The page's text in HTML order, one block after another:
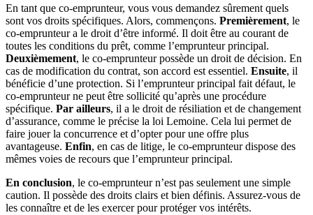
En tant que co-emprunteur, vous vous demandez sûrement quels
sont vos droits spécifiques. Alors, commençons. Premièrement, le
co-emprunteur a le droit d’être informé. Il doit être au courant de
toutes les conditions du prêt, comme l’emprunteur principal.
Deuxièmement, le co-emprunteur possède un droit de décision. En
cas de modification du contrat, son accord est essentiel. Ensuite, il
bénéficie d’une protection. Si l’emprunteur principal fait défaut, le
co-emprunteur ne peut être sollicité qu’après une procédure
spécifique. Par ailleurs, il a le droit de résiliation et de changement
d’assurance, comme le précise la loi Lemoine. Cela lui permet de
faire jouer la concurrence et d’opter pour une offre plus
avantageuse. Enfin, en cas de litige, le co-emprunteur dispose des
mêmes voies de recours que l’emprunteur principal.
En conclusion, le co-emprunteur n’est pas seulement une simple
caution. Il possède des droits clairs et bien définis. Assurez-vous de
les connaître et de les exercer pour protéger vos intérêts.